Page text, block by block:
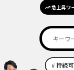
急上昇ワ
持続